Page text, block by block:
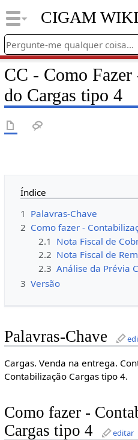
CIGAM WIKI
CC - Como
do Cargas tipo 4
Índice
1 Palavras-Chave
2 Como fazer -
2.1 Nota Fiscal de
2.2 Nota Fiscal de
2.3 Análise da Prévia
3 Versão
Palavras-Chave
Cargas. Venda na entrega.
Contabilização Cargas tipo 4.
Como fazer -
Cargas tipo 4
editar